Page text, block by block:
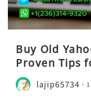
Buy Old
Proven Tips
lajip65734